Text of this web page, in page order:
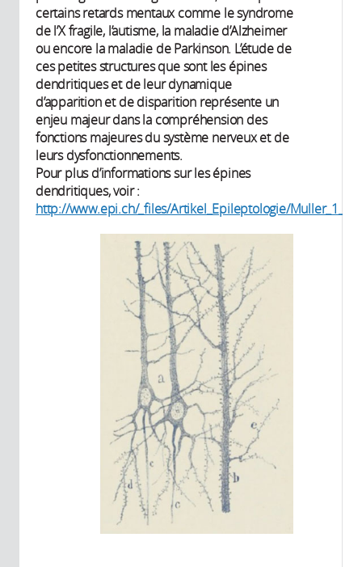
certains retards mentaux comme le syndrome
de l’X fragile, l’autisme, la maladie d’Alzheimer
ou encore la maladie de Parkinson. L’étude de
ces petites structures que sont les épines
dendritiques et de leur dynamique
d’apparition et de disparition représente un
enjeu majeur dans la compréhension des
fonctions majeures du système nerveux et de
leurs dysfonctionnements.
Pour plus d’informations sur les épines
dendritiques, voir :
http://www.epi.ch/_files/Artikel_Epileptologie/